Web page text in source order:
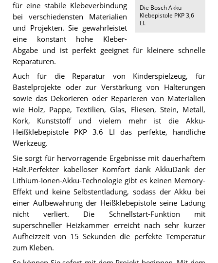
Die Bosch Akku
Klebepistole PKP 3,6
LI.
für eine stabile Klebeverbindung
bei verschiedensten Materialien
und Projekten. Sie gewährleistet
eine konstant hohe Kleber-
Abgabe und ist perfekt geeignet für kleinere schnelle
Reparaturen.
Auch für die Reparatur von Kinderspielzeug, für
Bastelprojekte oder zur Verstärkung von Halterungen
sowie das Dekorieren oder Reparieren von Materialien
wie Holz, Pappe, Textilien, Glas, Fliesen, Stein, Metall,
Kork, Kunststoff und vielem mehr ist die Akku-
Heißklebepistole PKP 3.6 LI das perfekte, handliche
Werkzeug.
Sie sorgt für hervorragende Ergebnisse mit dauerhaftem
Halt.Perfekter kabelloser Komfort dank AkkuDank der
Lithium-Ionen-Akku-Technologie gibt es keinen Memory-
Effekt und keine Selbstentladung, sodass der Akku bei
einer Aufbewahrung der Heißklebepistole seine Ladung
nicht verliert. Die Schnellstart-Funktion mit
superschneller Heizkammer erreicht nach sehr kurzer
Aufheizzeit von 15 Sekunden die perfekte Temperatur
zum Kleben.